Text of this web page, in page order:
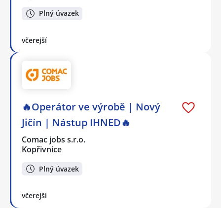
Plný úvazek
včerejší
🔥Operátor ve výrobě | Nový
Jičín | Nástup IHNED🔥
Comac jobs s.r.o.
Kopřivnice
Plný úvazek
včerejší